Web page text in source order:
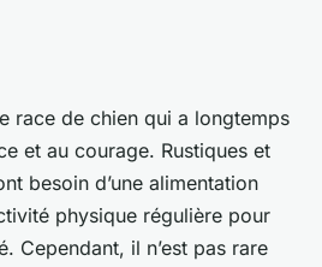
race de chien qui a longtemps
et au courage. Rustiques et
besoin d’une alimentation
physique régulière pour
Cependant, il n’est pas rare